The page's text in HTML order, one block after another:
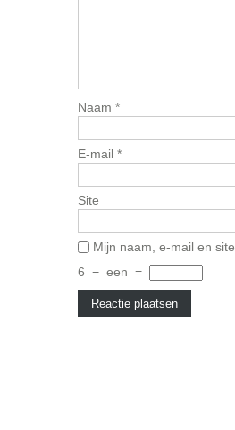
Naam *
E-mail *
Site
Mijn naam, e-mail en
6 − een =